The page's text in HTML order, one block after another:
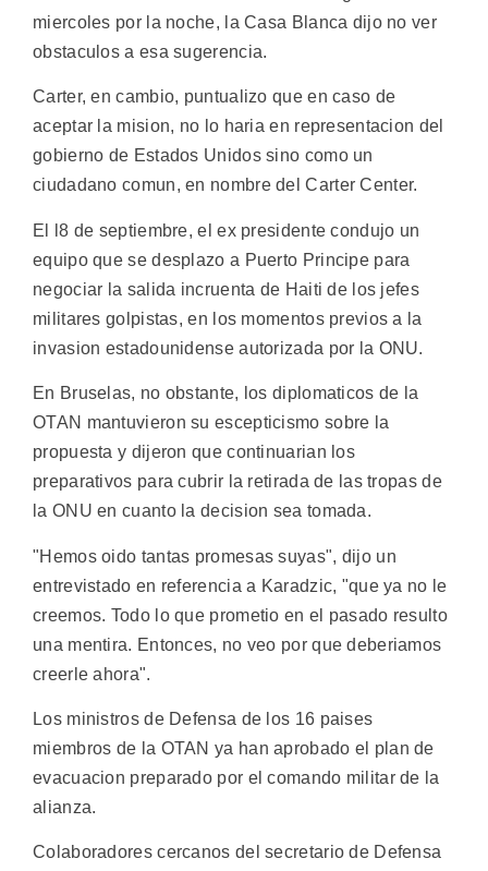
miercoles por la noche, la Casa Blanca dijo no ver
obstaculos a esa sugerencia.
Carter, en cambio, puntualizo que en caso de
aceptar la mision, no lo haria en representacion del
gobierno de Estados Unidos sino como un
ciudadano comun, en nombre del Carter Center.
El l8 de septiembre, el ex presidente condujo un
equipo que se desplazo a Puerto Principe para
negociar la salida incruenta de Haiti de los jefes
militares golpistas, en los momentos previos a la
invasion estadounidense autorizada por la ONU.
En Bruselas, no obstante, los diplomaticos de la
OTAN mantuvieron su escepticismo sobre la
propuesta y dijeron que continuarian los
preparativos para cubrir la retirada de las tropas de
la ONU en cuanto la decision sea tomada.
"Hemos oido tantas promesas suyas", dijo un
entrevistado en referencia a Karadzic, "que ya no le
creemos. Todo lo que prometio en el pasado resulto
una mentira. Entonces, no veo por que deberiamos
creerle ahora".
Los ministros de Defensa de los 16 paises
miembros de la OTAN ya han aprobado el plan de
evacuacion preparado por el comando militar de la
alianza.
Colaboradores cercanos del secretario de Defensa